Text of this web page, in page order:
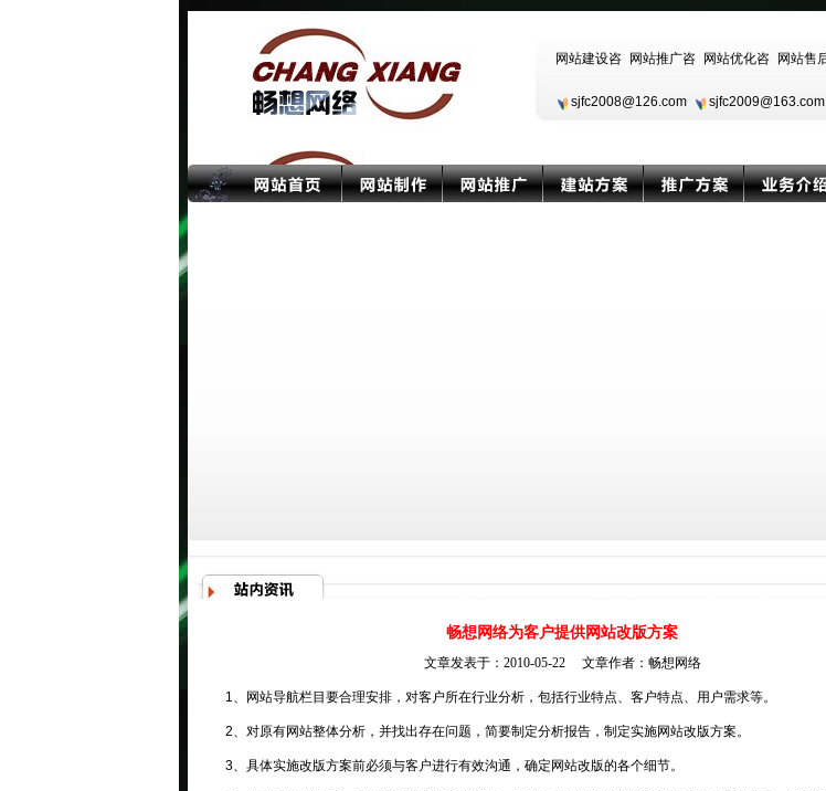
sjfc2008@126.com sjfc2009@163.com
畅想网络为客户提供网站改版方案
文章发表于：2010-05-22 文章作者： 畅想网络
1、网站导航栏目要合理安排，对客户所在行业分析，包括行业特点、客户特点、用户需求等。
2、对原有网站整体分析，并找出存在问题，简要制定分析报告，制定实施网站改版方案。
3、具体实施改版方案前必须与客户进行有效沟通，确定网站改版的各个细节。